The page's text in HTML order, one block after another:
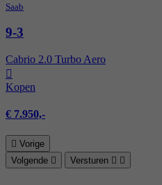
Saab
9-3
Cabrio 2.0 Turbo Aero
Kopen
€ 7.950,-
Vorige
Volgende
Versturen